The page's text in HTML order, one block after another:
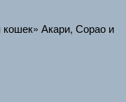
Акари, Сорао и